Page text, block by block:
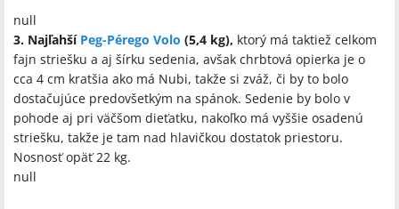
null
3. Najľahší Peg-Pérego Volo (5,4 kg), ktorý má taktiež celkom
fajn striešku a aj šírku sedenia, avšak chrbtová opierka je o
cca 4 cm kratšia ako má Nubi, takže si zváž, či by to bolo
dostačujúce predovšetkým na spánok. Sedenie by bolo v
pohode aj pri väčšom dieťatku, nakoľko má vyššie osadenú
striešku, takže je tam nad hlavičkou dostatok priestoru.
Nosnosť opäť 22 kg.
null